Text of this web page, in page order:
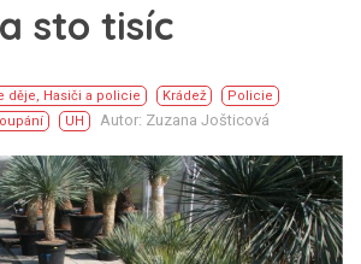
sto tisíc
děje, Hasiči a policie Krádež
Policie
UH Autor: Zuzana Jošticová